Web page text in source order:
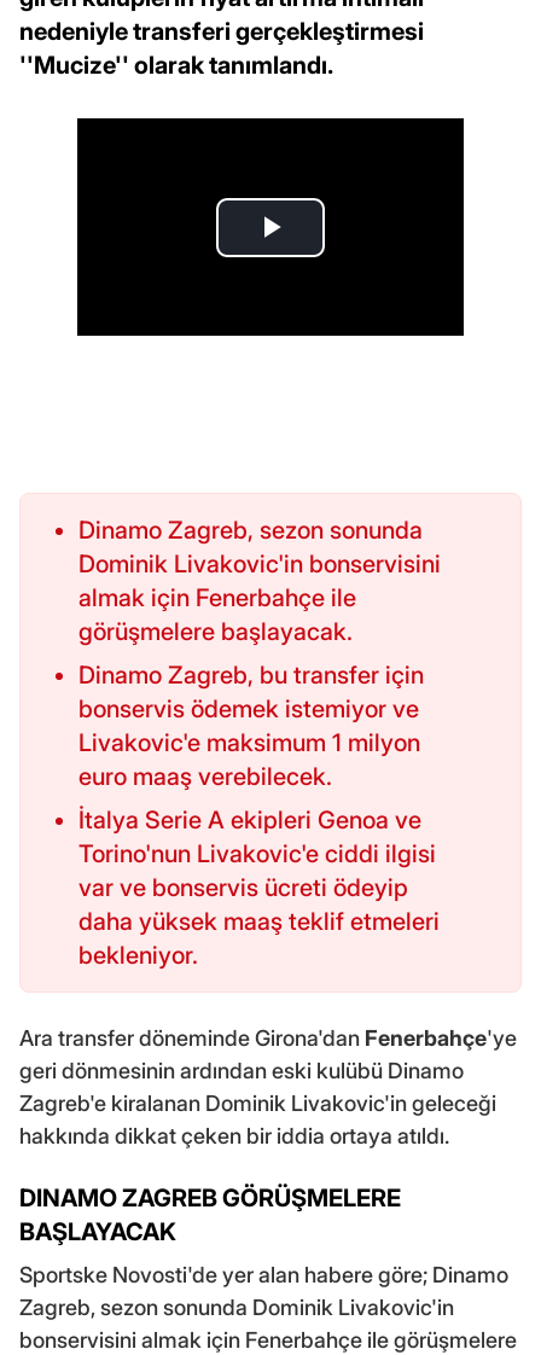
nedeniyle transferi gerçekleştirmesi
''Mucize'' olarak tanımlandı.
Dinamo Zagreb, sezon sonunda
Dominik Livakovic'in bonservisini
almak için Fenerbahçe ile
görüşmelere başlayacak.
Dinamo Zagreb, bu transfer için
bonservis ödemek istemiyor ve
Livakovic'e maksimum 1 milyon
euro maaş verebilecek.
İtalya Serie A ekipleri Genoa ve
Torino'nun Livakovic'e ciddi ilgisi
var ve bonservis ücreti ödeyip
daha yüksek maaş teklif etmeleri
bekleniyor.
Ara transfer döneminde Girona'dan Fenerbahçe'ye
geri dönmesinin ardından eski kulübü Dinamo
Zagreb'e kiralanan Dominik Livakovic'in geleceği
hakkında dikkat çeken bir iddia ortaya atıldı.
DINAMO ZAGREB GÖRÜŞMELERE
BAŞLAYACAK
Sportske Novosti'de yer alan habere göre; Dinamo
Zagreb, sezon sonunda Dominik Livakovic'in
bonservisini almak için Fenerbahçe ile görüşmelere